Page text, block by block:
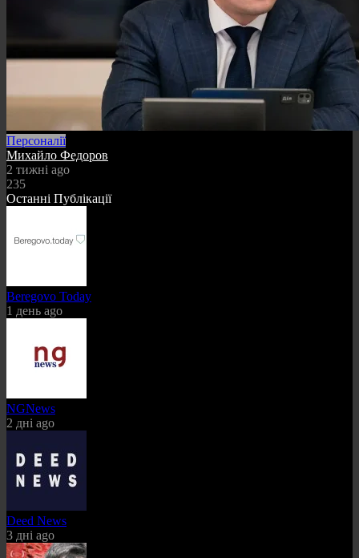
Персоналії
Михайло Федоров
2 тижні ago
235
Останні Публікації
Beregovo Today
1 день ago
NGNews
2 дні ago
Deed News
3 дні ago